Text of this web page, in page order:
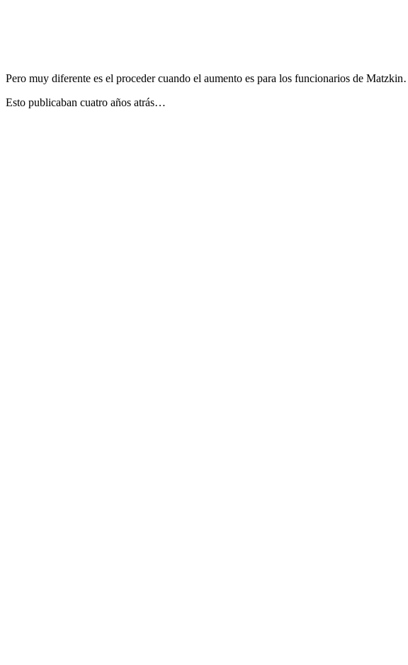
Pero muy diferente es el proceder cuando el aumento es para los funcionarios de
Esto publicaban cuatro años atrás…